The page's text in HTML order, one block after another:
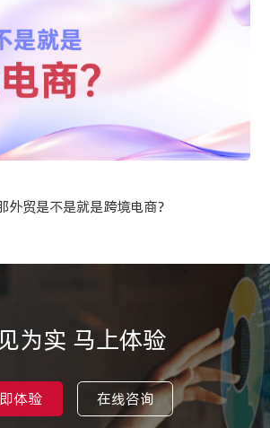
外贸是不是就是跨境电商？
为实 马上体验
体验 在线咨询